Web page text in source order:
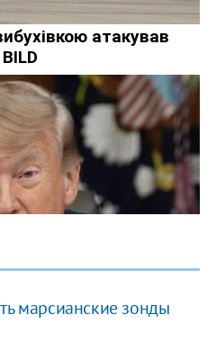
марсианские зонды